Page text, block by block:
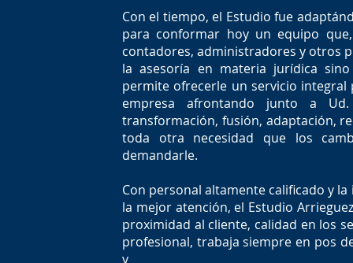
Con el tiempo, el Estudio fue
para conformar hoy un equipo
contadores, administradores y otros
la asesoría en materia jurídica
permite ofrecerle un servicio
empresa afrontando junto a
transformación, fusión, adaptación,
toda otra necesidad que los
demandarle.
Con personal altamente calificado y
la mejor atención, el Estudio
proximidad al cliente, calidad en los
profesional, trabaja siempre en pos
y